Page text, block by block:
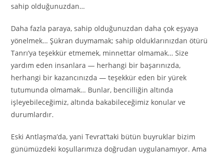
sahip olduğunuzdan…
Daha fazla paraya, sahip olduğunuzdan daha çok eşyaya
yönelmek… Şükran duymamak; sahip olduklarınızdan ötürü
Tanrı’ya teşekkür etmemek, minnettar olmamak… Size
yardım eden insanlara — herhangi bir başarınızda,
herhangi bir kazancınızda — teşekkür eden bir yürek
tutumunda olmamak… Bunlar, bencilliğin altında
işleyebileceğimiz, altında bakabileceğimiz konular ve
durumlardır.
Eski Antlaşma’da, yani Tevrat’taki bütün buyruklar bizim
günümüzdeki koşullarımıza doğrudan uygulanamıyor. Ama